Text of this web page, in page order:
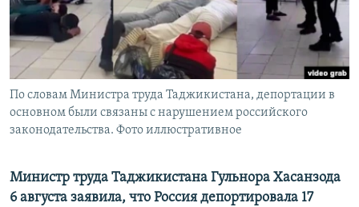
ПОБЕДИТЕЛЕЙ НЕ СУДЯТ?
КРЫМ.НЕПОКОРЕННЫЙ
ELIFBE
УКРАИНСКАЯ ПРОБЛЕМА КРЫМА
ПРИСОЕДИНЯЙТЕСЬ!
Все сайты RFE/RL
По словам Министра труда Таджикистана, депортации в
основном были связаны с нарушением российского
законодательства. Фото иллюстративное
Министр труда Таджикистана Гульнора Хасанзода
6 августа заявила, что Россия депортировала 17